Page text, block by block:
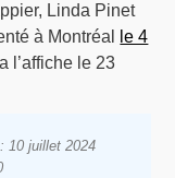
Linda Pinet
à Montréal
le 4
l’affiche le 23
10 juillet 2024